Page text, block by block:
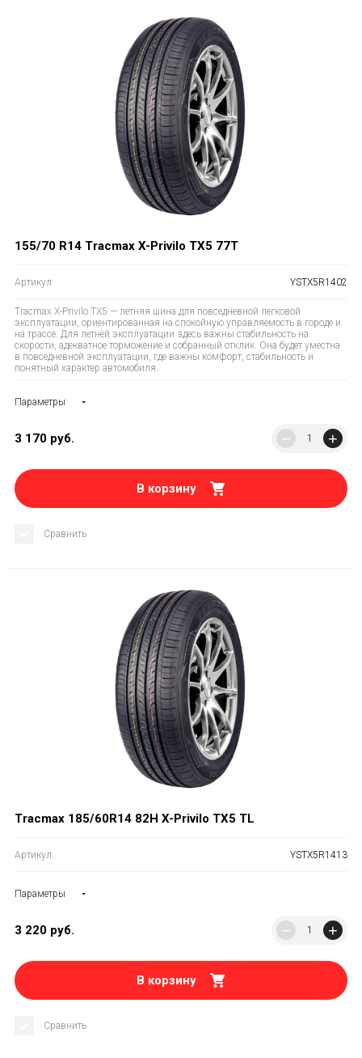
155/70 R14 Tracmax X-Privilo TX5 77T
Артикул: YSTX5R1402
Tracmax X-Privilo TX5 — летняя шина для повседневной легковой
эксплуатации, ориентированная на спокойную управляемость в городе и
на трассе. Для летней эксплуатации здесь важны стабильность на
скорости, адекватное торможение и собранный отклик. Она будет уместна
в повседневной эксплуатации, где важны комфорт, стабильность и
понятный характер автомобиля.
Параметры
3 170 руб. − +
В корзину
Сравнить
Tracmax 185/60R14 82H X-Privilo TX5 TL
Артикул: YSTX5R1413
Параметры
3 220 руб. − +
В корзину
Сравнить